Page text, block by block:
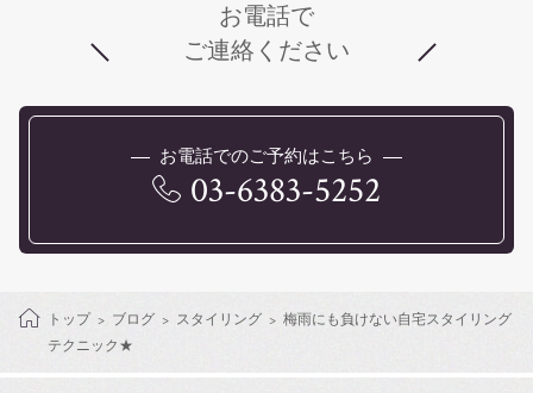
お電話で
ご連絡ください
お電話でのご予約はこちら
03-6383-5252
トップ ブログ スタイリング
梅雨にも負けない自宅スタイリング
テクニック★